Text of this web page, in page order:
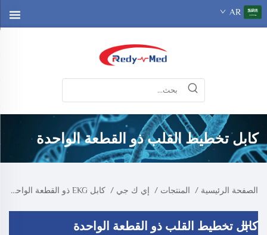
AR
كابل تخطيط القلب ذو القطعة الواحدة
الصفحة الرئيسية / المنتجات / إي ك جي / كابل EKG ذو القطعة الواحدة
كابل تخطيط القلب ذو القطعة الواحدة